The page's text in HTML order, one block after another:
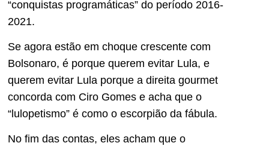
“conquistas programáticas” do período 2016-
2021.
Se agora estão em choque crescente com
Bolsonaro, é porque querem evitar Lula, e
querem evitar Lula porque a direita gourmet
concorda com Ciro Gomes e acha que o
“lulopetismo” é como o escorpião da fábula.
No fim das contas, eles acham que o